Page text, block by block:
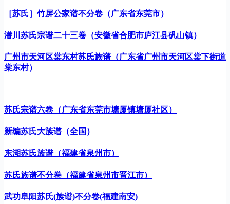
［苏氏］竹屏公家谱不分卷（广东省东莞市）
潜川苏氏宗谱二十三卷（安徽省合肥市庐江县矾山镇）
广州市天河区棠东村苏氏族谱（广东省广州市天河区棠下街道
棠东村）
苏氏宗谱六卷（广东省东莞市塘厦镇塘厦社区）
新编苏氏大族谱（全国）
东湖苏氏族谱（福建省泉州市）
苏氏族谱不分卷（福建省泉州市晋江市）
武功阜阳苏氏(族谱)不分卷(福建南安)